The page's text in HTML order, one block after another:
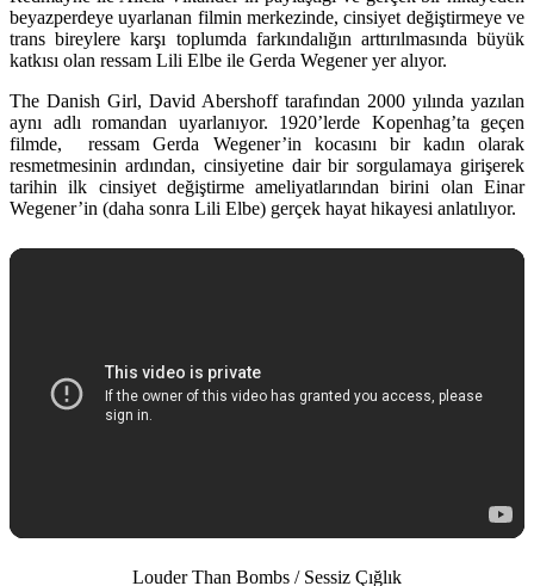
beyazperdeye uyarlanan filmin merkezinde, cinsiyet değiştirmeye ve
trans bireylere karşı toplumda farkındalığın arttırılmasında büyük
katkısı olan ressam Lili Elbe ile Gerda Wegener yer alıyor.
The Danish Girl, David Abershofftarafından 2000 yılında yazılan
aynı adlı romandan uyarlanıyor. 1920’lerde Kopenhag’ta geçen
filmde, ressam Gerda Wegener’in kocasını bir kadın olarak
resmetmesinin ardından, cinsiyetine dair bir sorgulamaya girişerek
tarihin ilk cinsiyet değiştirme ameliyatlarından birini olan Einar
Wegener’in (daha sonra Lili Elbe) gerçek hayat hikayesi anlatılıyor.
Louder Than Bombs / Sessiz Çığlık